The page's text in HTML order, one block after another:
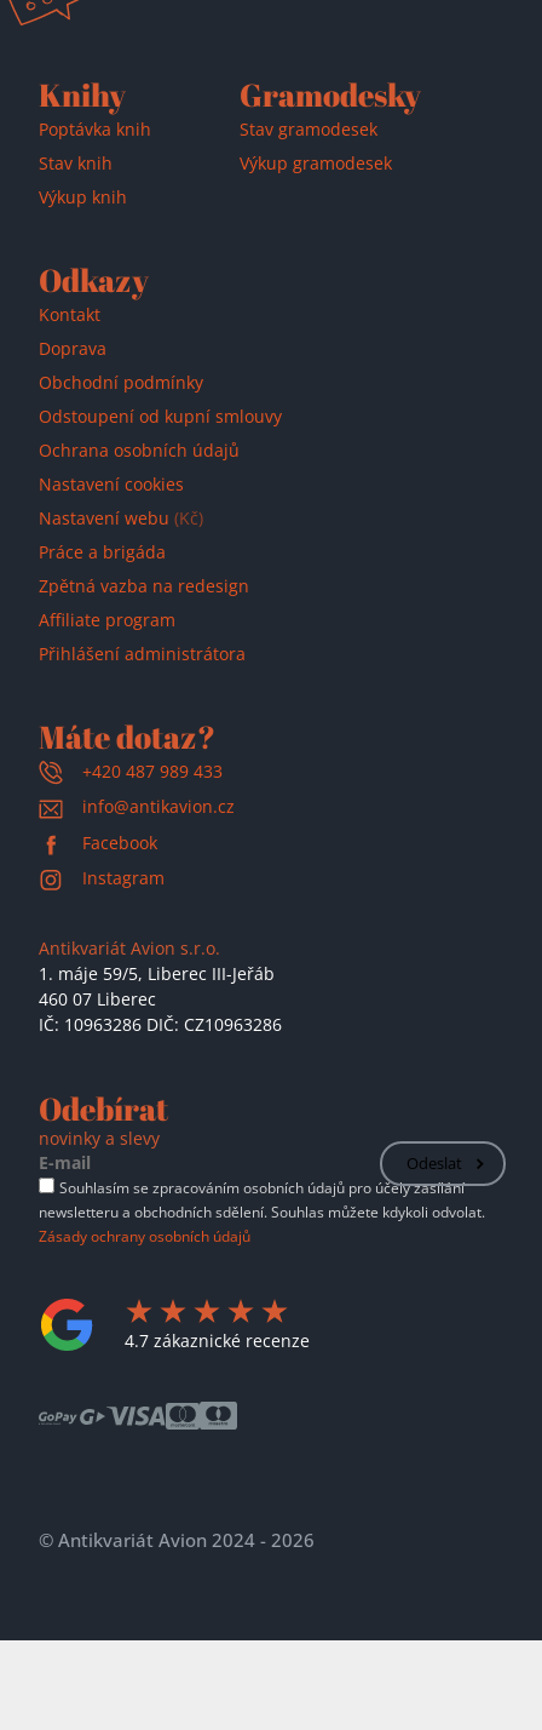
Knihy
Poptávka knih
Stav knih
Výkup knih
Gramodesky
Stav gramodesek
Výkup gramodesek
Odkazy
Kontakt
Doprava
Obchodní podmínky
Odstoupení od kupní smlouvy
Ochrana osobních údajů
Nastavení cookies
Nastavení webu (Kč)
Práce a brigáda
Zpětná vazba na redesign
Affiliate program
Přihlášení administrátora
Máte dotaz?
+420 487 989 433
info@antikavion.cz
Facebook
Instagram
Antikvariát Avion s.r.o.
1. máje 59/5, Liberec III-Jeřáb
460 07 Liberec
IČ: 10963286 DIČ: CZ10963286
Odebírat
novinky a slevy
Odeslat
Souhlasím se zpracováním osobních údajů pro účely zasílání
newsletteru a obchodních sdělení. Souhlas můžete kdykoli odvolat.
Zásady ochrany osobních údajů
4.7 zákaznické recenze
© Antikvariát Avion 2024 - 2026